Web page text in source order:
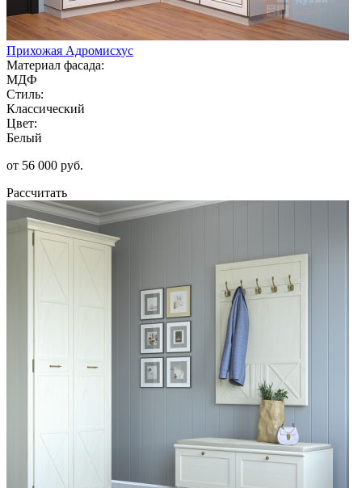
Прихожая Адромисхус
Материал фасада:
МДФ
Стиль:
Классический
Цвет:
Белый
от 56 000 руб.
Рассчитать